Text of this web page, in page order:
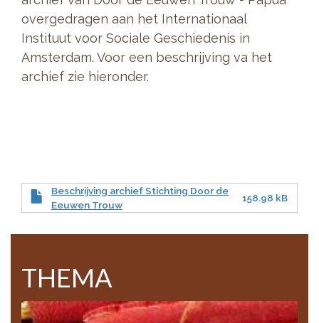
overgedragen aan het Internationaal
Instituut voor Sociale Geschiedenis in
Amsterdam. Voor een beschrijving va het
archief zie hieronder.
Beschrijving archief Stichting Door de
Eeuwen Trouw
158.98 kB
THEMA